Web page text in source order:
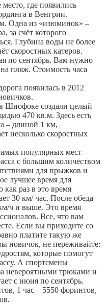
где появились
в Венгрии.
Одна из «изюминок» –
за счёт которого
Глубина воды не более
скоростных катеров.
по сентябрь. Вам нужно
пляж. Стоимость часа
появилась в 2012
Шиофоке создали целый
470 кв.м. Здесь есть
– длиной 1 км,
несколько скоростных
популярных мест –
с большим количеством
для прыжков и
лучшее время для
как раз в это время
30 км/ час. После обеда
км/ч и выше. Это время
Все, что вам
Если вы приходите со
платите такую же
новичок, не переживайте:
которые помогут
А спортсмены
невероятными трюками и
с июня по сентябрь.
1 час – 5550 форинтов,